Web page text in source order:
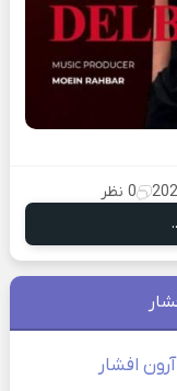
0 نظر
آرون افشار